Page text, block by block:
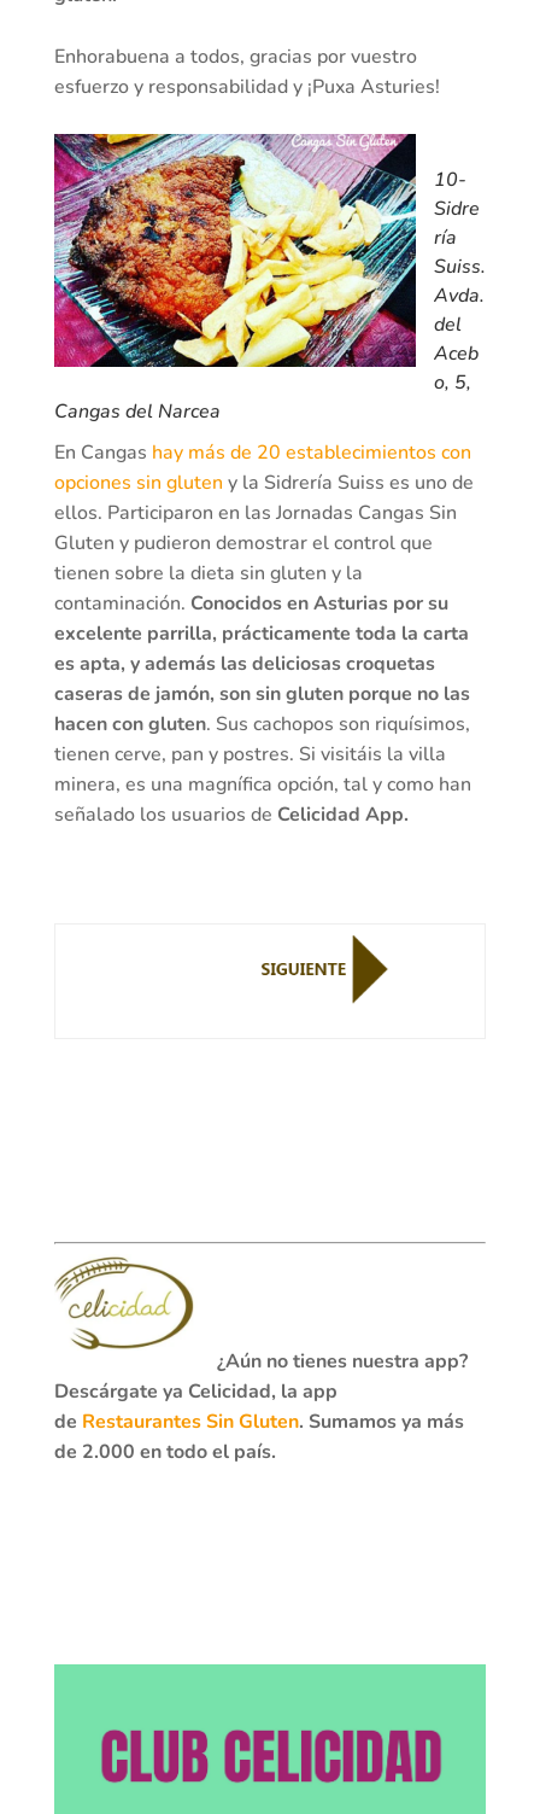
Enhorabuena a todos, gracias por vuestro
esfuerzo y responsabilidad y ¡Puxa Asturies!
10-
Sidre
ría
Suiss.
Avda.
del
Aceb
o, 5,
Cangas del Narcea
En Cangas hay más de 20 establecimientos con
opciones sin gluten y la Sidrería Suiss es uno de
ellos. Participaron en las Jornadas Cangas Sin
Gluten y pudieron demostrar el control que
tienen sobre la dieta sin gluten y la
contaminación. Conocidos en Asturias por su
excelente parrilla, prácticamente toda la carta
es apta, y además las deliciosas croquetas
caseras de jamón, son sin gluten porque no las
hacen con gluten. Sus cachopos son riquísimos,
tienen cerve, pan y postres. Si visitáis la villa
minera, es una magnífica opción, tal y como han
señalado los usuarios de Celicidad App.
¿Aún no tienes nuestra app?
Descárgate ya Celicidad, la app
de Restaurantes Sin Gluten. Sumamos ya más
de 2.000 en todo el país.